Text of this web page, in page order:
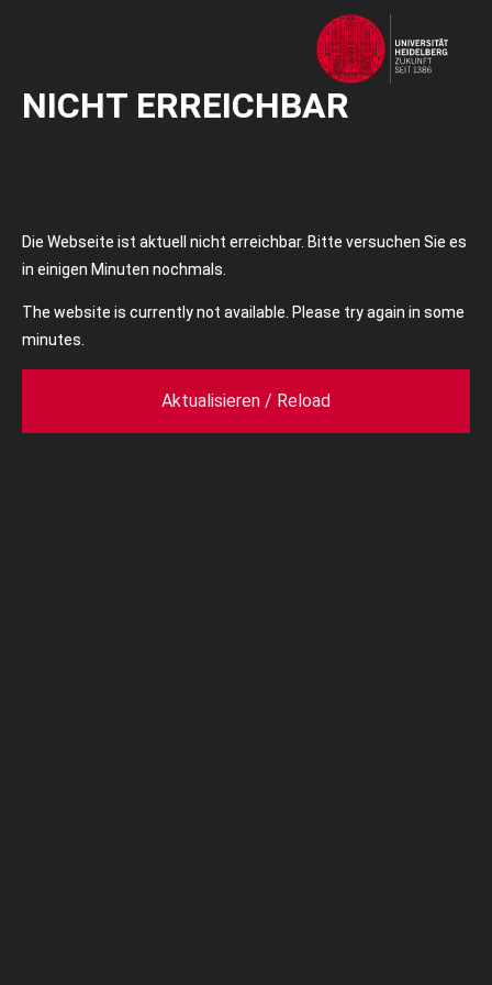
NICHT ERREICHBAR
Die Webseite ist aktuell nicht erreichbar. Bitte versuchen Sie es
in einigen Minuten nochmals.
The website is currently not available. Please try again in some
minutes.
Aktualisieren / Reload